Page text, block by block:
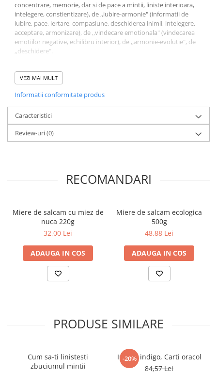
Povesti ilustrate
Povesti - Basme - Legende
Realitatea Augmentata
Religie pentru copii
TP ROLL
concentrare, memorie, dar si de pace a mintii, liniste interioara,
intelegere, constientizare), de ,,iubire-armonie" (informatii de
iubire, pace, iertare, compasiune, deschiderea inimii, intelegere,
acceptare, armonizare), de ,,vindecare emotionala" (vindecarea
emotiilor negative, echilibru interior), de ,,armonie-evolutie", de
,,deschidere".
Mandalele se adreseaza oricaror persoane si sunt deosebit de
utile copiilor si adolescentilor.
VEZI MAI MULT
Informatii conformitate produs
Caracteristici
Review-uri(0)
RECOMANDARI
Miere de salcam cu miez de
nuca 220g
32,00 Lei
ADAUGA IN COS
Miere de salcam ecologica
500g
48,88 Lei
ADAUGA IN COS
PRODUSE SIMILARE
Cum sa-ti linistesti
zbuciumul mintii
-20%
Ingerii indigo, Carti oracol
84,57 Lei